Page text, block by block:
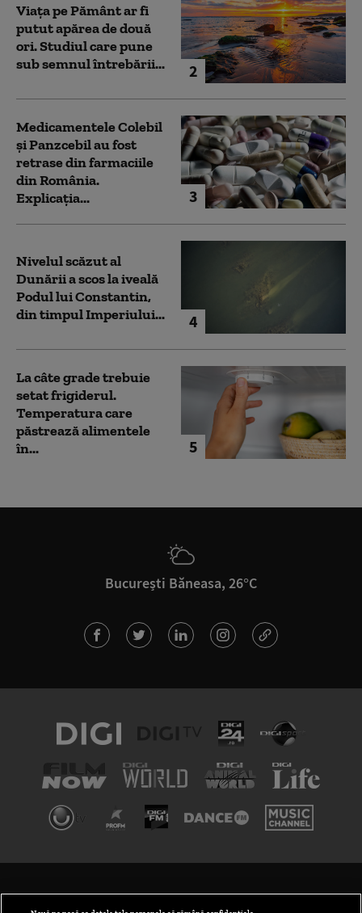
2
Viața pe Pământ ar fi
putut apărea de două
ori. Studiul care pune
sub semnul întrebării...
3
Medicamentele Colebil
și Panzcebil au fost
retrase din farmaciile
din România.
Explicația...
4
Nivelul scăzut al
Dunării a scos la iveală
Podul lui Constantin,
din timpul Imperiului...
5
La câte grade trebuie
setat frigiderul.
Temperatura care
păstrează alimentele
în...
București Băneasa, 26°C